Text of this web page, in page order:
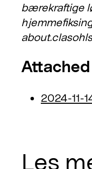
bærekraftige
2024-11-
Les